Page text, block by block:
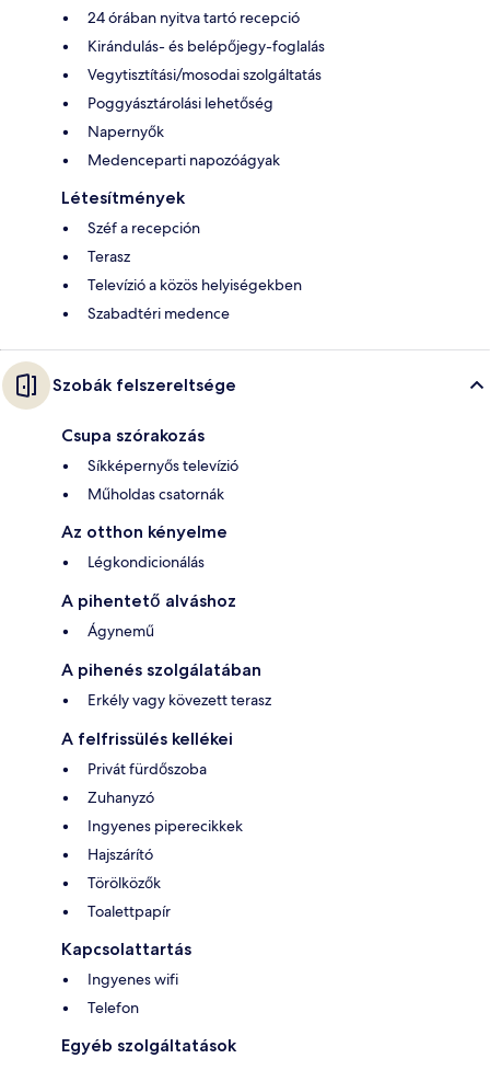
24 órában nyitva tartó recepció
Kirándulás- és belépőjegy-foglalás
Vegytisztítási/mosodai szolgáltatás
Poggyásztárolási lehetőség
Napernyők
Medenceparti napozóágyak
Létesítmények
Széf a recepción
Terasz
Televízió a közös helyiségekben
Szabadtéri medence
Szobák felszereltsége
Csupa szórakozás
Síkképernyős televízió
Műholdas csatornák
Az otthon kényelme
Légkondicionálás
A pihentető alváshoz
Ágynemű
A pihenés szolgálatában
Erkély vagy kövezett terasz
A felfrissülés kellékei
Privát fürdőszoba
Zuhanyzó
Ingyenes piperecikkek
Hajszárító
Törölközők
Toalettpapír
Kapcsolattartás
Ingyenes wifi
Telefon
Egyéb szolgáltatások